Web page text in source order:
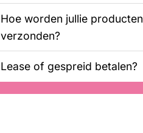
Hoe worden jullie producten
verzonden?
Lease of gespreid betalen?